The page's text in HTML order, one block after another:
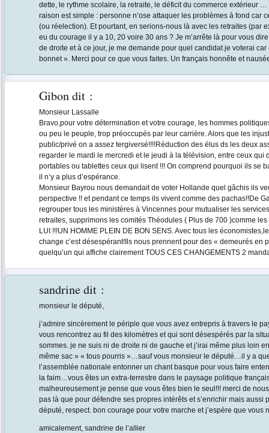
dette, le rythme scolaire, la retraite, le déficit du commerce extérieur
raison est simple : personne n’ose attaquer les problèmes à fond car
(ou réelection). Et pourtant, en serions-nous là avec les retraites (par
eu du courage il y a 10, 20 voire 30 ans ? Je m’arrête là pour vous
de droite et à ce jour, je me demande pour quel candidat je voterai car
bonnet ». Merci pour ce que vous faites. Un français honnête et
Gibondit :
Monsieur Lassalle
Bravo,pour votre détermination et votre courage, les hommes
ou peu le peuple, trop préoccupés par leur carrière. Alors que les
public/privé on a assez tergiversé!!!!Réduction des élus ds les deux
regarder le mardi le mercredi et le jeudi à la télévision, entre ceux qui
portables ou tablettes ceux qui lisent !!! On comprend pourquoi ils se
il n’y a plus d’espérance.
Monsieur Bayrou nous demandait de voter Hollande quel gâchis ils
perspective !! et pendant ce temps ils vivent comme des pachas!!De
regrouper tous les ministères à Vincennes pour mutualiser les
retraites, supprimons les comités Théodules ( Plus de 700 )comme
LUI !!!UN HOMME PLEIN DE BON SENS. Avec tous les
change c’est désespérant!Ils nous prennent pour des « demeurés en
quelqu’un qui affiche clairement TOUS CES CHANGEMENTS 2
sandrinedit :
monsieur le député,
j’admire sincèrement le périple que vous avez entrepris à travers le
vous rencontrez au fil des kilomètres et qui sont désespérés par la
sommes. je ne suis ni de droite ni de gauche et j’irai même plus loin
même sac » « tous pourris »…sauf vous monsieur le député…il y a
l’assemblée nationale entonner un chant basque pour vous faire
la faim…vous êtes un extra-terrestre dans le paysage politique
malheureusement je pense que vous êtes bien le seul!!! merci de
pas là que pour défendre ses propres intérêts et s’enrichir mais aussi
député, respect. bon courage pour votre marche et j’espère que vous
amicalement, sandrine de l’allier